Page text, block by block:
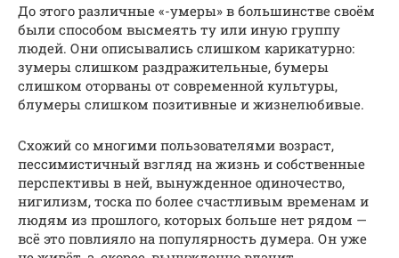
До этого различные «-умеры» в большинстве своём
были способом высмеять ту или иную группу
людей. Они описывались слишком карикатурно:
зумеры слишком раздражительные, бумеры
слишком оторваны от современной культуры,
блумеры слишком позитивные и жизнелюбивые.
Схожий со многими пользователями возраст,
пессимистичный взгляд на жизнь и собственные
перспективы в ней, вынужденное одиночество,
нигилизм, тоска по более счастливым временам и
людям из прошлого, которых больше нет рядом —
всё это повлияло на популярность думера. Он уже